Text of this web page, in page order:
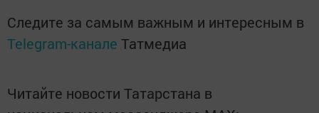
Следите за самым важным и интересным в
Telegram-канале Татмедиа
Читайте новости Татарстана в